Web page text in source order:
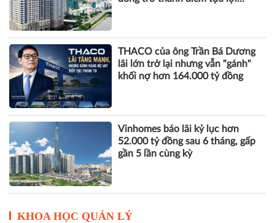
THACO của ông Trần Bá Dương
lãi lớn trở lại nhưng vẫn "gánh"
khối nợ hơn 164.000 tỷ đồng
Vinhomes báo lãi kỷ lục hơn
52.000 tỷ đồng sau 6 tháng, gấp
gần 5 lần cùng kỳ
KHOA HỌC QUẢN LÝ